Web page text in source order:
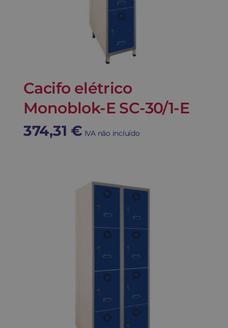
Cacifo elétrico
Monoblok-E SC-30/1-E
374,31 € IVA não incluído